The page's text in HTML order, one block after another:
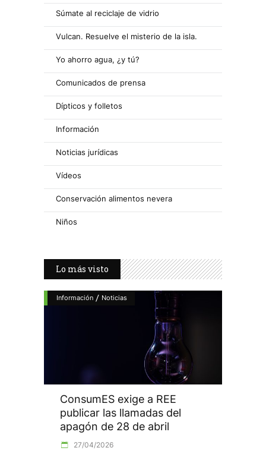
Súmate al reciclaje de vidrio
Vulcan. Resuelve el misterio de la isla.
Yo ahorro agua, ¿y tú?
Comunicados de prensa
Dípticos y folletos
Información
Noticias jurídicas
Vídeos
Conservación alimentos nevera
Niños
Lo más visto
Información / Noticias
ConsumES exige a REE
publicar las llamadas del
apagón de 28 de abril
27/04/2026